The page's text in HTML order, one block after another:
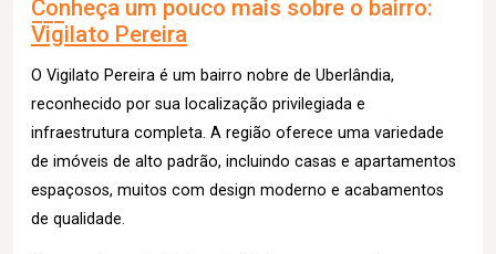
Conheça um pouco mais sobre o bairro:
Vigilato Pereira
O Vigilato Pereira é um bairro nobre de Uberlândia,
reconhecido por sua localização privilegiada e
infraestrutura completa. A região oferece uma variedade
de imóveis de alto padrão, incluindo casas e apartamentos
espaçosos, muitos com design moderno e acabamentos
de qualidade.